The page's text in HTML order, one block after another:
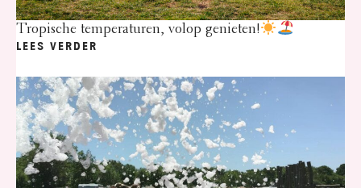
Tropische temperaturen, volop genieten!
LEES VERDER